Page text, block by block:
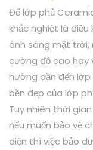
Để lớp phủ
khắc nghiệt là
ánh sáng mặt trời,
cường độ cao hay
hưởng dần đến lớp
bền đẹp của lớp
Tuy nhiên thời
nếu muốn bảo vệ
diện thì việc bảo